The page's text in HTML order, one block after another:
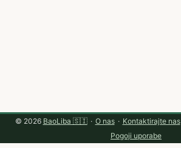
© 2026 BaoLiba 🇸🇮 · O nas · Kontaktirajte nas
Pogoji uporabe